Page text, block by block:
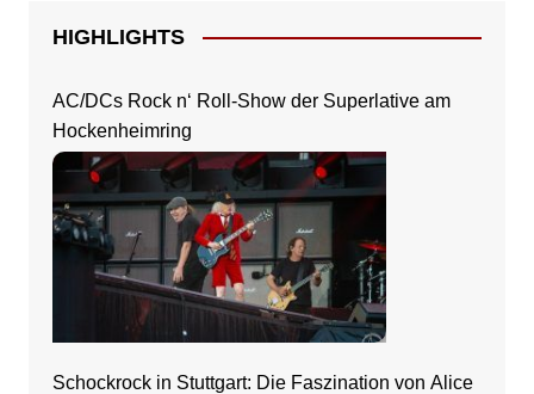
HIGHLIGHTS
AC/DCs Rock n‘ Roll-Show der Superlative am
Hockenheimring
Schockrock in Stuttgart: Die Faszination von Alice